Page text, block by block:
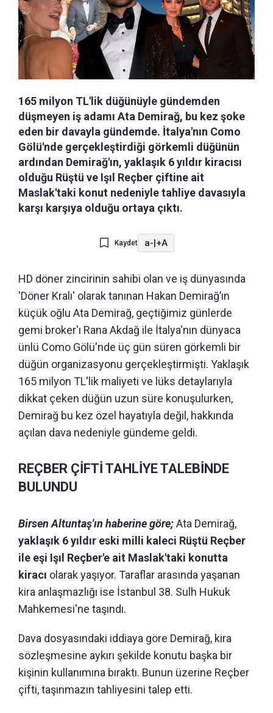
165 milyon TL'lik düğünüyle gündemden
düşmeyen iş adamı Ata Demirağ, bu kez şoke
eden bir davayla gündemde. İtalya'nın Como
Gölü'nde gerçekleştirdiği görkemli düğünün
ardından Demirağ'ın, yaklaşık 6 yıldır kiracısı
olduğu Rüştü ve Işıl Reçber çiftine ait
Maslak'taki konut nedeniyle tahliye davasıyla
karşı karşıya olduğu ortaya çıktı.
Kaydet a-|+A
HD döner zincirinin sahibi olan ve iş dünyasında
'Döner Kralı' olarak tanınan Hakan Demirağ’ın
küçük oğlu Ata Demirağ, geçtiğimiz günlerde
gemi broker'ı Rana Akdağ ile İtalya'nın dünyaca
ünlü Como Gölü'nde üç gün süren görkemli bir
düğün organizasyonu gerçekleştirmişti. Yaklaşık
165 milyon TL'lik maliyeti ve lüks detaylarıyla
dikkat çeken düğün uzun süre konuşulurken,
Demirağ bu kez özel hayatıyla değil, hakkında
açılan dava nedeniyle gündeme geldi.
REÇBER ÇİFTİ TAHLİYE TALEBİNDE
BULUNDU
Birsen Altuntaş'ın haberine göre;Ata Demirağ,
yaklaşık 6 yıldır eski milli kaleci Rüştü Reçber
ile eşi Işıl Reçber'e ait Maslak'taki konutta
kiracı olarak yaşıyor. Taraflar arasında yaşanan
kira anlaşmazlığı ise İstanbul 38. Sulh Hukuk
Mahkemesi'ne taşındı.
Dava dosyasındaki iddiaya göre Demirağ, kira
sözleşmesine aykırı şekilde konutu başka bir
kişinin kullanımına bıraktı. Bunun üzerine Reçber
çifti, taşınmazın tahliyesini talep etti.